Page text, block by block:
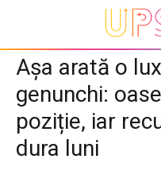
Așa arată o
genunchi:
poziție, iar
dura luni